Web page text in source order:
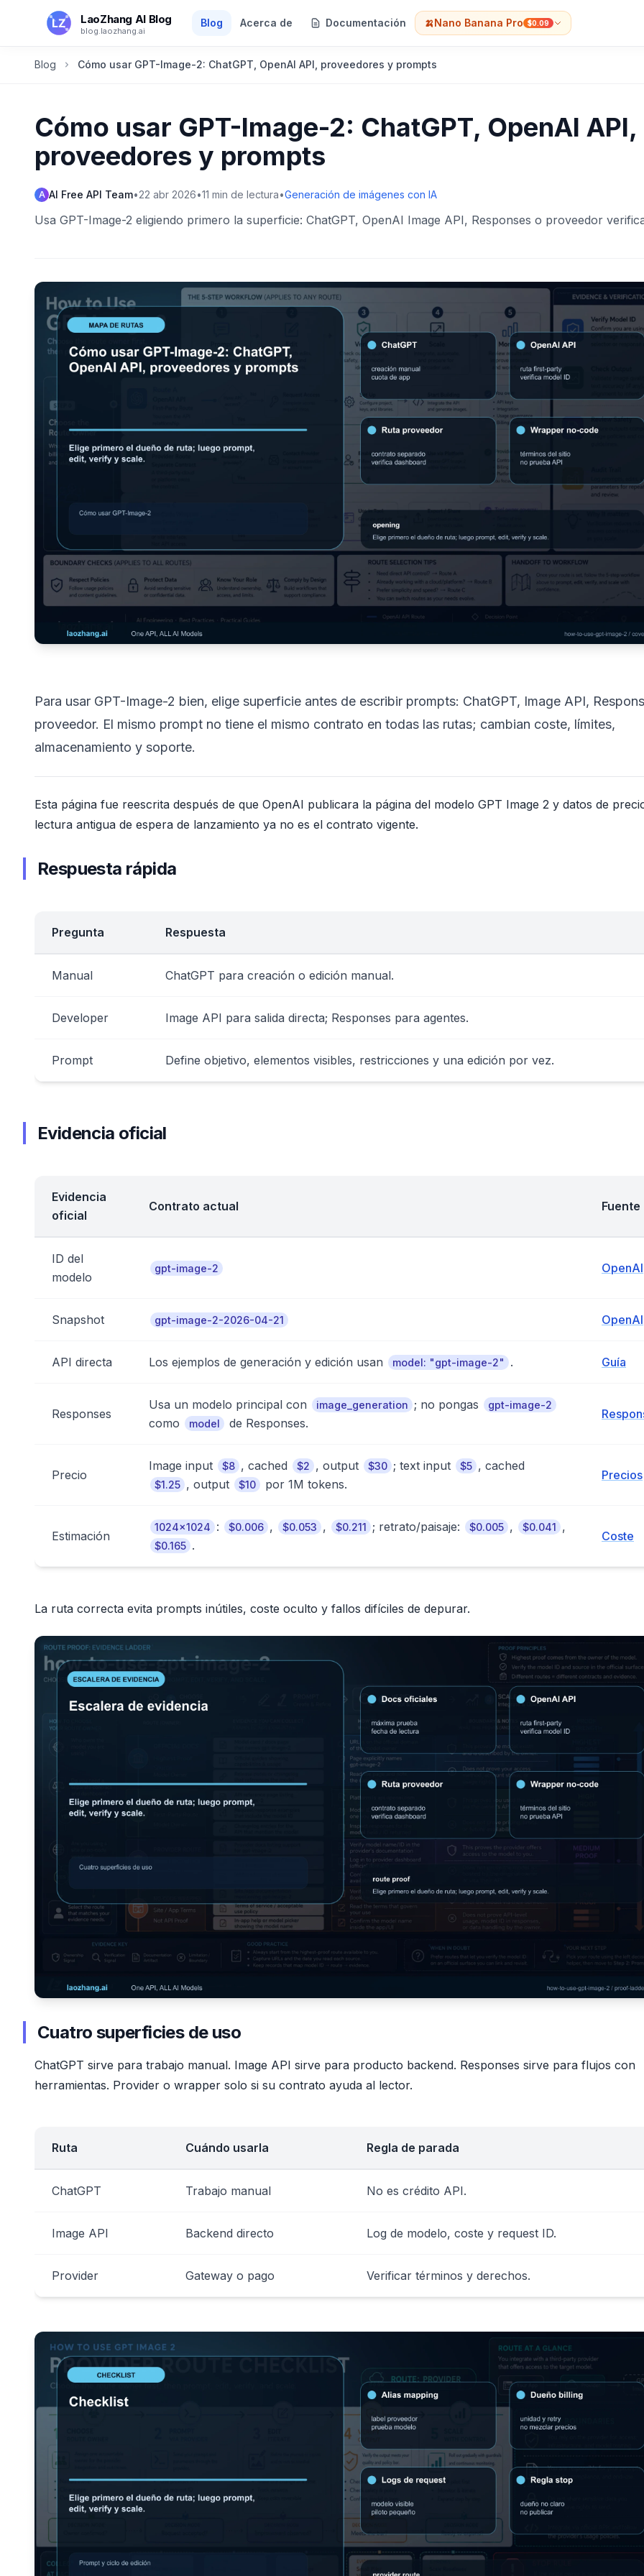
Saltar al contenido principal
LaoZhang AI Blog
blog.laozhang.ai
Blog Acerca de Documentación 🍌Nano Banana Pro $0.09
Blog Cómo usar GPT-Image-2: ChatGPT, OpenAI API, proveedores y prompts
Cómo usar GPT-Image-2: ChatGPT, OpenAI API,
proveedores y prompts
A AI Free API Team•22 abr 2026•11 min de lectura•Generación de imágenes con IA
Usa GPT-Image-2 eligiendo primero la superficie: ChatGPT, OpenAI Image API, Responses o proveedor
Para usar GPT-Image-2 bien, elige superficie antes de escribir prompts: ChatGPT, Image API,
proveedor. El mismo prompt no tiene el mismo contrato en todas las rutas; cambian coste, límites,
almacenamiento y soporte.
Esta página fue reescrita después de que OpenAI publicara la página del modelo GPT Image 2 y datos de
lectura antigua de espera de lanzamiento ya no es el contrato vigente.
Respuesta rápida
Pregunta Respuesta
Manual ChatGPT para creación o edición manual.
Developer Image API para salida directa; Responses para agentes.
Prompt Define objetivo, elementos visibles, restricciones y una edición por vez.
Evidencia oficial
Evidencia
oficial
Contrato actual Fuente
ID del
modelo
gpt-image-2 OpenAI
Snapshot gpt-image-2-2026-04-21 OpenAI
API directa Los ejemplos de generación y edición usan model: "gpt-image-2" . Guía
Responses
Usa un modelo principal con image_generation ; no pongas gpt-image-2
como model de Responses.
Precio
Image input $8 , cached $2 , output $30 ; text input $5 , cached
$1.25 , output $10 por 1M tokens.
Precios
Estimación
1024x1024 : $0.006 , $0.053 , $0.211 ; retrato/paisaje: $0.005 , $0.041 ,
$0.165 .
Coste
La ruta correcta evita prompts inútiles, coste oculto y fallos difíciles de depurar.
Cuatro superficies de uso
ChatGPT sirve para trabajo manual. Image API sirve para producto backend. Responses sirve para flujos con
herramientas. Provider o wrapper solo si su contrato ayuda al lector.
Ruta Cuándo usarla Regla de parada
ChatGPT Trabajo manual No es crédito API.
Image API Backend directo Log de modelo, coste y request ID.
Provider Gateway o pago Verificar términos y derechos.